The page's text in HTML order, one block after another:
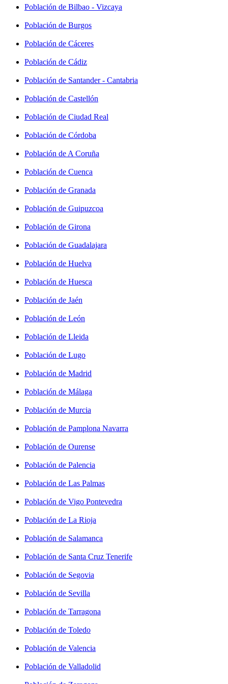
Población de Bilbao - Vizcaya
Población de Burgos
Población de Cáceres
Población de Cádiz
Población de Santander - Cantabria
Población de Castellón
Población de Ciudad Real
Población de Córdoba
Población de A Coruña
Población de Cuenca
Población de Granada
Población de Guipuzcoa
Población de Girona
Población de Guadalajara
Población de Huelva
Población de Huesca
Población de Jaén
Población de León
Población de Lleida
Población de Lugo
Población de Madrid
Población de Málaga
Población de Murcia
Población de Pamplona Navarra
Población de Ourense
Población de Palencia
Población de Las Palmas
Población de Vigo Pontevedra
Población de La Rioja
Población de Salamanca
Población de Santa Cruz Tenerife
Población de Segovia
Población de Sevilla
Población de Tarragona
Población de Toledo
Población de Valencia
Población de Valladolid